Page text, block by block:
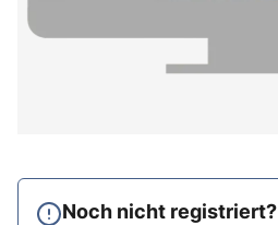
Noch nicht registriert?